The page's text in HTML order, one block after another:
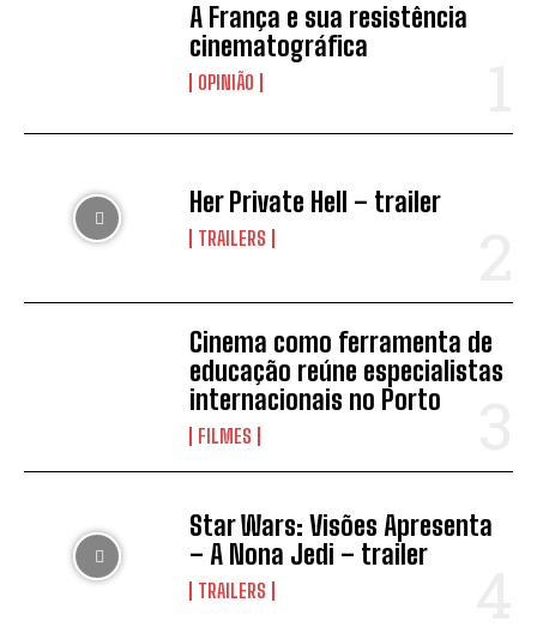
A França e sua resistência
cinematográfica
OPINIÃO
Her Private Hell – trailer
TRAILERS
Cinema como ferramenta de
educação reúne especialistas
internacionais no Porto
FILMES
Star Wars: Visões Apresenta
– A Nona Jedi – trailer
TRAILERS